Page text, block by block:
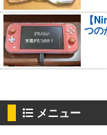
【
つの
メニュー